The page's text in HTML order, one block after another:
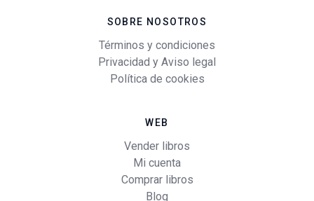
SOBRE NOSOTROS
Términos y condiciones
Privacidad y Aviso legal
Política de cookies
WEB
Vender libros
Mi cuenta
Comprar libros
Blog